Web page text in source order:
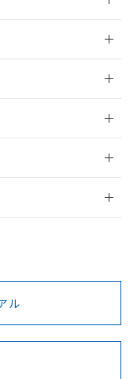
に、以下を必ずお読
BV型式承認
（フランス
KR型式
（韓国
ル